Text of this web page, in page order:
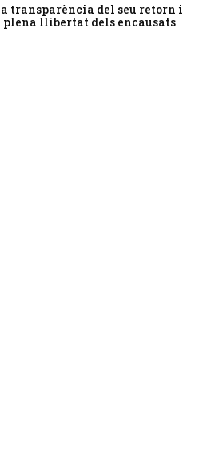
transparència del seu retorn i
plena llibertat dels encausats